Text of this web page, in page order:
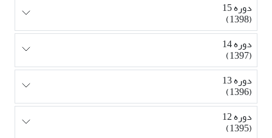
دوره 15
(1398)
دوره 14
(1397)
دوره 13
(1396)
دوره 12
(1395)